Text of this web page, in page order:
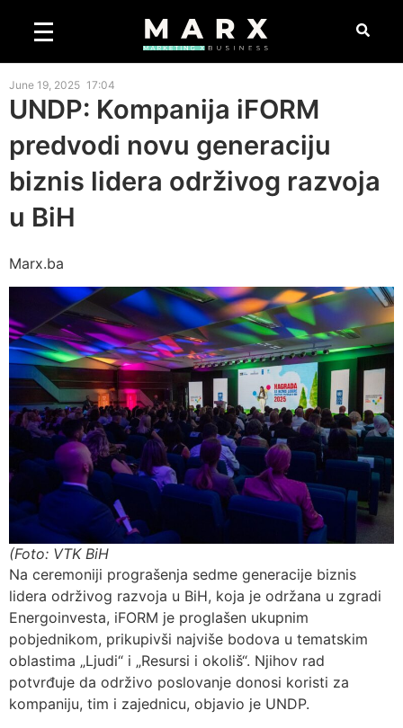
June 19, 2025 17:04
UNDP: Kompanija iFORM
predvodi novu generaciju
biznis lidera održivog razvoja
u BiH
Marx.ba
(Foto: VTK BiH
Na ceremoniji prograšenja sedme generacije biznis
lidera održivog razvoja u BiH, koja je održana u zgradi
Energoinvesta, iFORM je proglašen ukupnim
pobjednikom, prikupivši najviše bodova u tematskim
oblastima „Ljudi“ i „Resursi i okoliš“. Njihov rad
potvrđuje da održivo poslovanje donosi koristi za
kompaniju, tim i zajednicu, objavio je UNDP.